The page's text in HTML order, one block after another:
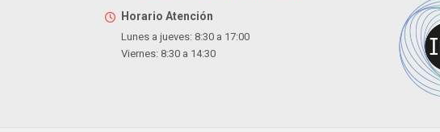
Horario Atención
Lunes a jueves: 8:30 a 17:00
Viernes: 8:30 a 14:30